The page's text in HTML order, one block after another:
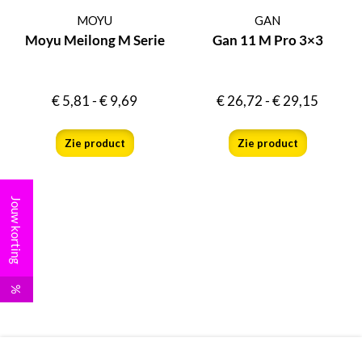
MOYU
Moyu Meilong M Serie
€5,81-€9,69
Zie product
GAN
Gan 11 M Pro 3×3
€26,72-€29,15
Zie product
Jouw korting
%